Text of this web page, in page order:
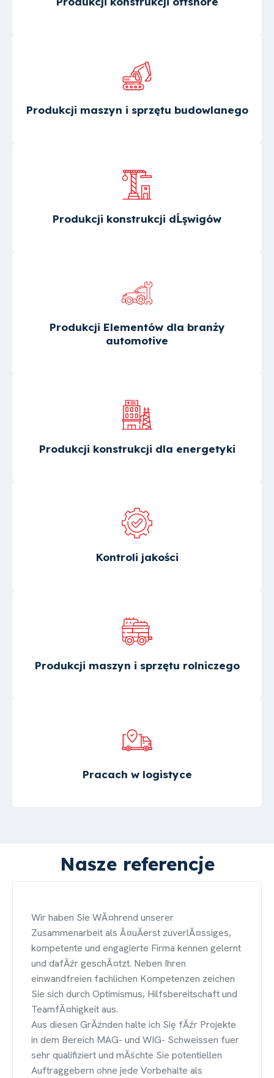
Produkcji maszyn i sprzętu budowlanego
Produkcji konstrukcji dĹşwigów
Produkcji Elementów dla branży
automotive
Produkcji konstrukcji dla energetyki
Kontroli jakości
Produkcji maszyn i sprzętu rolniczego
Pracach w logistyce
Nasze referencje
Wir haben Sie WĂ¤hrend unserer
Zusammenarbeit als Ă¤uĂerst zuverlĂ¤ssiges,
kompetente und engagierte Firma kennen gelernt
und dafĂźr geschĂ¤tzt. Neben Ihren
einwandfreien fachlichen Kompetenzen zeichen
Sie sich durch Optimismus, Hilfsbereitschaft und
TeamfĂ¤higkeit aus.
Aus diesen GrĂźnden halte ich Się fĂźr Projekte
in dem Bereich MAG- und WIG- Schweissen fuer
sehr qualifiziert und mĂśchte Sie potentiellen
Auftraggebern ohne jede Vorbehalte als